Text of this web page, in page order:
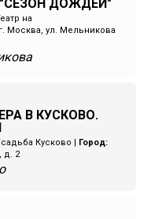
ДОЖДЕЙ"
на
г. Москва, ул. Мельникова
В КУСКОВО.
Кусково
Город:
д. 2